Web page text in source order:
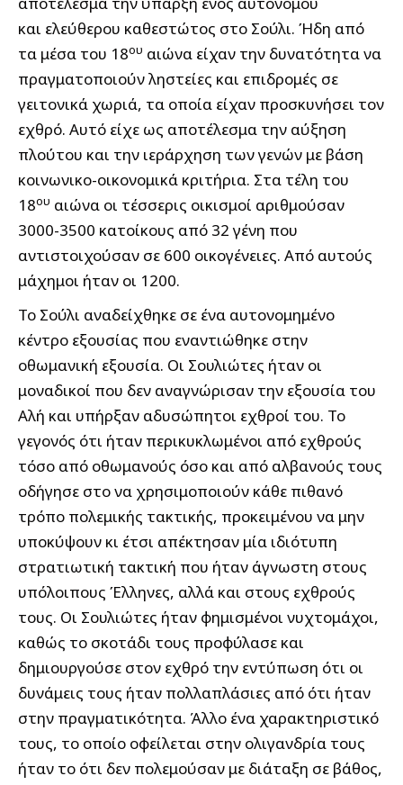
και ελεύθερου καθεστώτος στο Σούλι. Ήδη από
τα μέσα του 18ου αιώνα είχαν την δυνατότητα να
πραγματοποιούν ληστείες και επιδρομές σε
γειτονικά χωριά, τα οποία είχαν προσκυνήσει τον
εχθρό. Αυτό είχε ως αποτέλεσμα την αύξηση
πλούτου και την ιεράρχηση των γενών με βάση
κοινωνικο-οικονομικά κριτήρια. Στα τέλη του
18ου αιώνα οι τέσσερις οικισμοί αριθμούσαν
3000-3500 κατοίκους από 32 γένη που
αντιστοιχούσαν σε 600 οικογένειες. Από αυτούς
μάχημοι ήταν οι 1200.
Το Σούλι αναδείχθηκε σε ένα αυτονομημένο
κέντρο εξουσίας που εναντιώθηκε στην
οθωμανική εξουσία. Οι Σουλιώτες ήταν οι
μοναδικοί που δεν αναγνώρισαν την εξουσία του
Αλή και υπήρξαν αδυσώπητοι εχθροί του. Το
γεγονός ότι ήταν περικυκλωμένοι από εχθρούς
τόσο από οθωμανούς όσο και από αλβανούς τους
οδήγησε στο να χρησιμοποιούν κάθε πιθανό
τρόπο πολεμικής τακτικής, προκειμένου να μην
υποκύψουν κι έτσι απέκτησαν μία ιδιότυπη
στρατιωτική τακτική που ήταν άγνωστη στους
υπόλοιπους Έλληνες, αλλά και στους εχθρούς
τους. Οι Σουλιώτες ήταν φημισμένοι νυχτομάχοι,
καθώς το σκοτάδι τους προφύλασε και
δημιουργούσε στον εχθρό την εντύπωση ότι οι
δυνάμεις τους ήταν πολλαπλάσιες από ότι ήταν
στην πραγματικότητα. Άλλο ένα χαρακτηριστικό
τους, το οποίο οφείλεται στην ολιγανδρία τους
ήταν το ότι δεν πολεμούσαν με διάταξη σε βάθος,